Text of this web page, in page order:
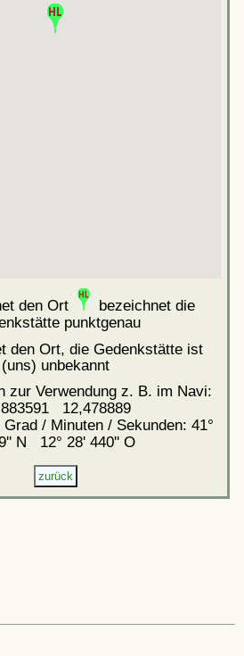
den Ort
bezeichnet die
punktgenau
den Ort, die Gedenkstätte ist
(uns) unbekannt
zur Verwendung z. B. im Navi:
12,478889
/ Minuten / Sekunden: 41°
N 12° 28' 440'' O